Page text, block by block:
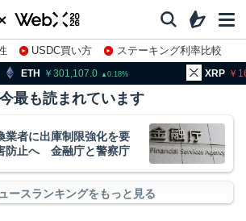
USDC買い方
ステーキング利率比較
XRP 162.78
最も読まれています
業者に出庫制限強化を要
防止へ 金融庁と警察庁
ースランキングをもっと見る